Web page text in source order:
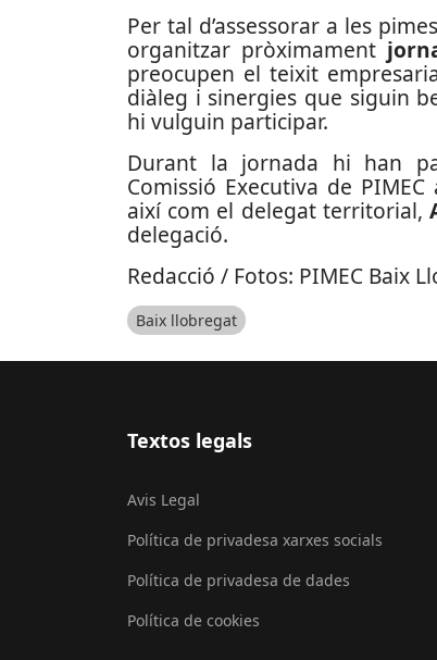
Per tal d’assessorar a les
organitzar pròximament
preocupen el teixit
diàleg i sinergies que siguin
hi vulguin participar.
Durant la jornada hi han
Comissió Executiva de
així com el delegat territorial,
delegació.
Redacció / Fotos: PIMEC Baix
Baix llobregat
Textos legals
Avis Legal
Política de privadesa xarxes socials
Política de privadesa de dades
Política de cookies